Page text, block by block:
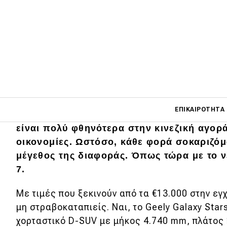
ΕΠΙΚΑΙΡΌΤΗΤΑ
Main navigation
Επικαιρότητα
Πρωτότυπα
Ελλάδα
Δεν είναι μυστικό ότι τα ηλεκτρικά και
είναι πολύ φθηνότερα στην κινεζική
οικονομίες. Ωστόσο, κάθε φορά
μέγεθος της διαφοράς. Όπως τώρα με το
7.
Με τιμές που ξεκινούν από τα €13.000 στην
μη στραβοκαταπιείς. Ναι, το Geely Galaxy
χορταστικό D-SUV με μήκος 4.740 mm,